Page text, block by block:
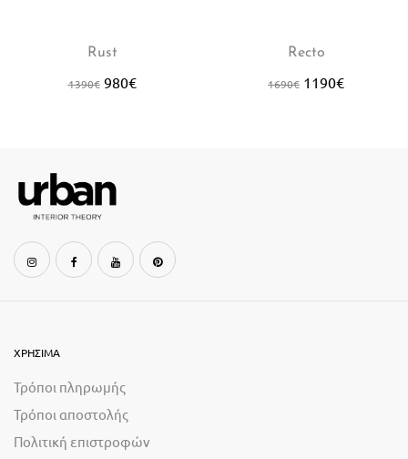
Rust
1390€ 980€
Recto
1690€ 1190€
ΧΡΗΣΙΜΑ
Τρόποι πληρωμής
Τρόποι αποστολής
Πολιτική επιστροφών